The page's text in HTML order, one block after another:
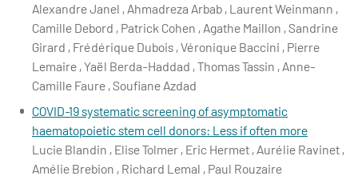
Alexandre Janel , Ahmadreza Arbab , Laurent Weinmann ,
Camille Debord , Patrick Cohen , Agathe Maillon , Sandrine
Girard , Frédérique Dubois , Véronique Baccini , Pierre
Lemaire , Yaël Berda-Haddad , Thomas Tassin , Anne-
Camille Faure , Soufiane Azdad
COVID‐19 systematic screening of asymptomatic
haematopoietic stem cell donors: Less if often more
Lucie Blandin , Elise Tolmer , Eric Hermet , Aurélie Ravinet ,
Amélie Brebion , Richard Lemal , Paul Rouzaire